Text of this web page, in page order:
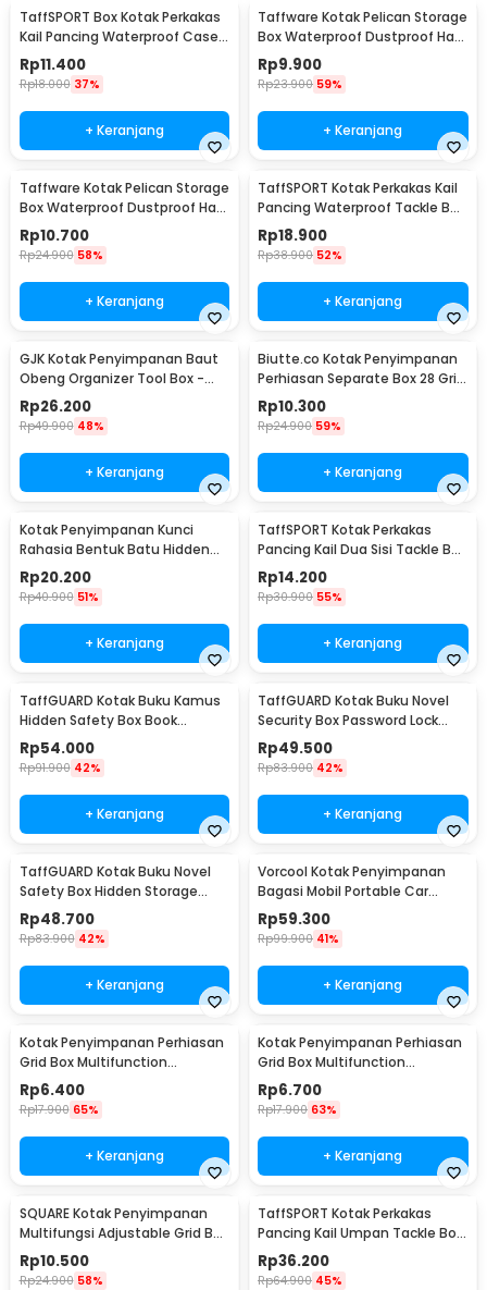
TaffSPORT Box Kotak Perkakas
Kail Pancing Waterproof Case -
Q041
Rp11.400
Rp18.000 37%
+ Keranjang
Taffware Kotak Pelican Storage
Box Waterproof Dustproof Hard
Case ABS S - G10/J020
Rp9.900
Rp23.900 59%
+ Keranjang
Taffware Kotak Pelican Storage
Box Waterproof Dustproof Hard
Case ABS L - G10/J020
Rp10.700
Rp24.900 58%
+ Keranjang
TaffSPORT Kotak Perkakas Kail
Pancing Waterproof Tackle Box
12 Grid - MCC01
Rp18.900
Rp38.900 52%
+ Keranjang
GJK Kotak Penyimpanan Baut
Obeng Organizer Tool Box -
Z20
Rp26.200
Rp49.900 48%
+ Keranjang
Biutte.co Kotak Penyimpanan
Perhiasan Separate Box 28 Grid
- SN-14
Rp10.300
Rp24.900 59%
+ Keranjang
Kotak Penyimpanan Kunci
Rahasia Bentuk Batu Hidden
Key Box - B0521
Rp20.200
Rp40.900 51%
+ Keranjang
TaffSPORT Kotak Perkakas
Pancing Kail Dua Sisi Tackle Box
14 Grid - LX01
Rp14.200
Rp30.900 55%
+ Keranjang
TaffGUARD Kotak Buku Kamus
Hidden Safety Box Book
Password Lock Size S - KB-10P
Rp54.000
Rp91.900 42%
+ Keranjang
TaffGUARD Kotak Buku Novel
Security Box Password Lock
Size S - KB-20P
Rp49.500
Rp83.900 42%
+ Keranjang
TaffGUARD Kotak Buku Novel
Safety Box Hidden Storage
Password Lock - KB-30P
Rp48.700
Rp83.900 42%
+ Keranjang
Vorcool Kotak Penyimpanan
Bagasi Mobil Portable Car
Storage Box 25 L - VL25
Rp59.300
Rp99.900 41%
+ Keranjang
Kotak Penyimpanan Perhiasan
Grid Box Multifunction
Organizer 24 Slot - J13/J24
Rp6.400
Rp17.900 65%
+ Keranjang
Kotak Penyimpanan Perhiasan
Grid Box Multifunction
Organizer 13 Slot - J13/J24
Rp6.700
Rp17.900 63%
+ Keranjang
SQUARE Kotak Penyimpanan
Multifungsi Adjustable Grid Box
24 Slot - J24D
Rp10.500
Rp24.900 58%
TaffSPORT Kotak Perkakas
Pancing Kail Umpan Tackle Box
14 Grid - LYH-1017
Rp36.200
Rp64.900 45%